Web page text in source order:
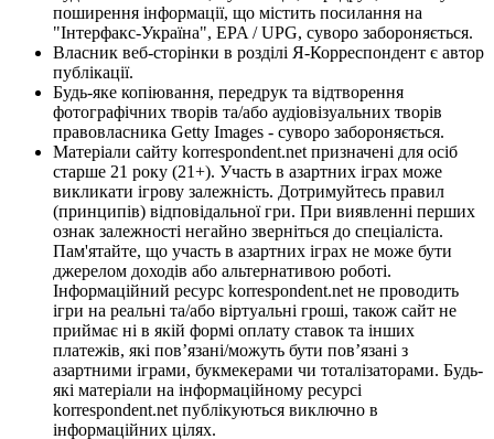
поширення інформації, що містить посилання на
"Інтерфакс-Україна", EPA / UPG, суворо забороняється.
Власник веб-сторінки в розділі Я-Корреспондент є автор
публікації.
Будь-яке копіювання, передрук та відтворення
фотографічних творів та/або аудіовізуальних творів
правовласника Getty Images - суворо забороняється.
Матеріали сайту korrespondent.net призначені для осіб
старше 21 року (21+). Участь в азартних іграх може
викликати ігрову залежність. Дотримуйтесь правил
(принципів) відповідальної гри. При виявленні перших
ознак залежності негайно зверніться до спеціаліста.
Пам'ятайте, що участь в азартних іграх не може бути
джерелом доходів або альтернативою роботі.
Інформаційний ресурс korrespondent.net не проводить
ігри на реальні та/або віртуальні гроші, також сайт не
приймає ні в якій формі оплату ставок та інших
платежів, які пов’язані/можуть бути пов’язані з
азартними іграми, букмекерами чи тоталізаторами. Будь-
які матеріали на інформаційному ресурсі
korrespondent.net публікуються виключно в
інформаційних цілях.